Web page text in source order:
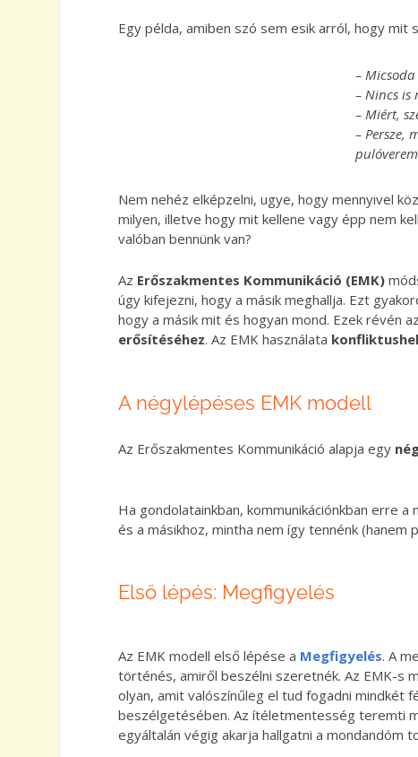
Egy példa, amiben szó sem esik arról, hogy
–
– Nincs is
– Miért,
– Persze,
Nem nehéz elképzelni, ugye, hogy mennyivel
milyen, illetve hogy mit kellene vagy épp nem
valóban bennünk van?
Az Erőszakmentes Kommunikáció (EMK)
úgy kifejezni, hogy a másik meghallja. Ezt
hogy a másik mit és hogyan mond. Ezek révén
erősítéséhez. Az EMK használata
A négylépéses EMK modell
Az Erőszakmentes Kommunikáció alapja egy
Ha gondolatainkban, kommunikációnkban erre
és a másikhoz, mintha nem így tennénk (hanem
Első lépés: Megfigyelés
Az EMK modell első lépése a Megfigyelés. A
történés, amiről beszélni szeretnék. Az EMK-s
olyan, amit valószínűleg el tud fogadni mindkét
beszélgetésében. Az ítéletmentesség teremti
egyáltalán végig akarja hallgatni a mondandóm